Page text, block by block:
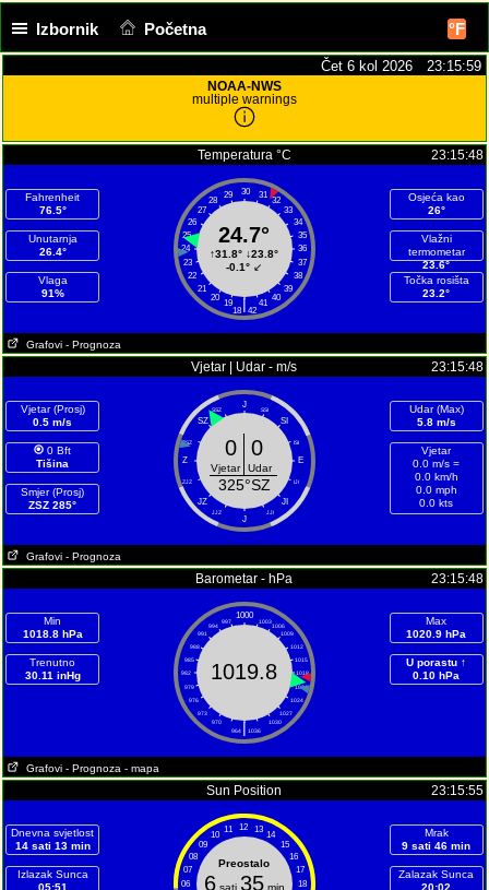
Izbornik Početna °F
Čet 6 kol 2026 23:16:00
NOAA-NWS
multiple warnings
Temperatura °C 23:15:48
Fahrenheit
76.5°
Unutarnja
26.4°
Vlaga
91%
30
29 31
28
32
27
33
26
34
25
35
24
36
23
37
22
38
21
39
20
40
19 41
18 42
|
24.7°
↑31.8° ↓23.8°
-0.1° ↙
Osjeća kao
26°
Vlažni
termometar
23.6°
Točka rosišta
23.2°
Grafovi - Prognoza
Vjetar | Udar - m/s 23:15:48
Vjetar (Prosj)
0.5 m/s
0 Bft
Tišina
Smjer (Prosj)
ZSZ 285°
J
SZ
SI
Z E
JZ
JI
J
SSZ SSI
ZSZ ISI
ZJZ IJI
JJZ JJI
0 0
Vjetar Udar
325°SZ
Udar (Max)
5.8 m/s
Vjetar
0.0 m/s =
0.0 km/h
0.0 mph
0.0 kts
Grafovi - Prognoza
Barometar - hPa 23:15:48
Min
1018.8 hPa
Trenutno
30.11 inHg
1000
991 1009
982 1018
973 1027
997 1003
994 1006
988
1012
985
1015
979
1021
976
1024
970
1030
964
1036
|
1019.8
Max
1020.9 hPa
U porastu ↑
0.10 hPa
Grafovi - Prognoza - mapa
Sun Position 23:15:55
Dnevna svjetlost
14 sati 13 min
Izlazak Sunca
05:51
12
11 13
10
14
09
15
08
16
07
17
06
18
Preostalo
6sati 35min
Mrak
9 sati 46 min
Zalazak Sunca
20:02